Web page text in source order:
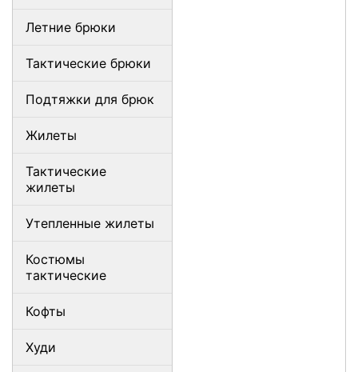
Летние брюки
Тактические брюки
Подтяжки для брюк
Жилеты
Тактические
жилеты
Утепленные жилеты
Костюмы
тактические
Кофты
Худи